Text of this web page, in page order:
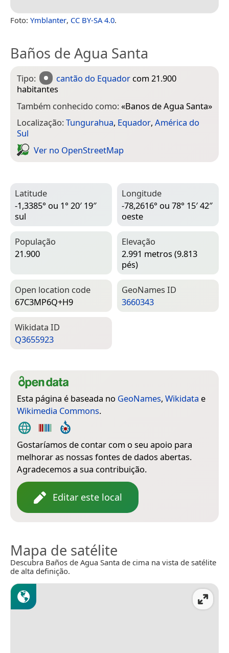
Foto: Ymblanter, CC BY-SA 4.0.
Baños de Agua Santa
Tipo: cantão do Equador com 21.900
habitantes
Também conhecido como:«Banos de Agua Santa»
Localização:Tungurahua, Equador, América do
Sul
Ver no Open­Street­Map
Latitude
-1,3385° ou 1° 20′ 19″
sul
Longitude
-78,2616° ou 78° 15′ 42″
oeste
População
21.900
Elevação
2.991 metros (9.813
pés)
Open location code
67C3MP6Q+H9
Geo­Names ID
3660343
Wiki­data ID
Q3655923
Esta página é baseada no GeoNames, Wikidata e
Wikimedia Commons.
Gostaríamos de contar com o seu apoio para
melhorar as nossas fontes de dados abertas.
Agradecemos a sua contribuição.
Editar este local
Mapa de satélite
Descubra Baños de Agua Santa de cima na vista de satélite
de alta definição.